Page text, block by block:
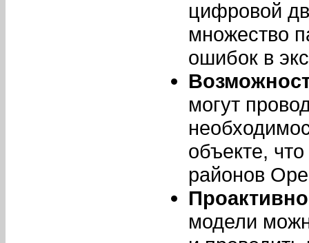
цифровой
множество
ошибок в
могут
объекте,
районов
модели